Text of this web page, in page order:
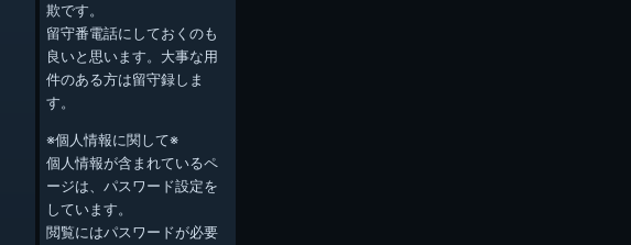
欺です。
留守番電話にしておくのも
良いと思います。大事な用
件のある方は留守録しま
す。
※個人情報に関して※
個人情報が含まれているペ
ージは、パスワード設定を
しています。
閲覧にはパスワードが必要